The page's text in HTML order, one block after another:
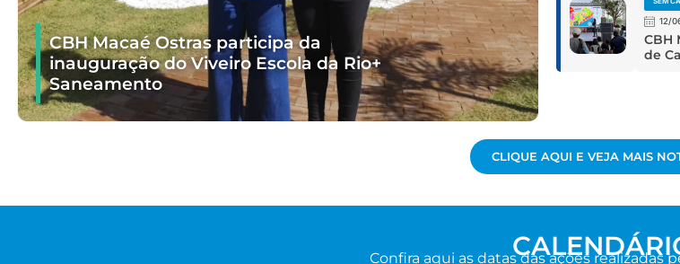
CBH Macaé Ostras participa da
inauguração do Viveiro Escola da Rio+
Saneamento
12/
CBH
de
CLIQUE AQUI E VEJA MAIS
Confira aqui as datas das ações realizadas